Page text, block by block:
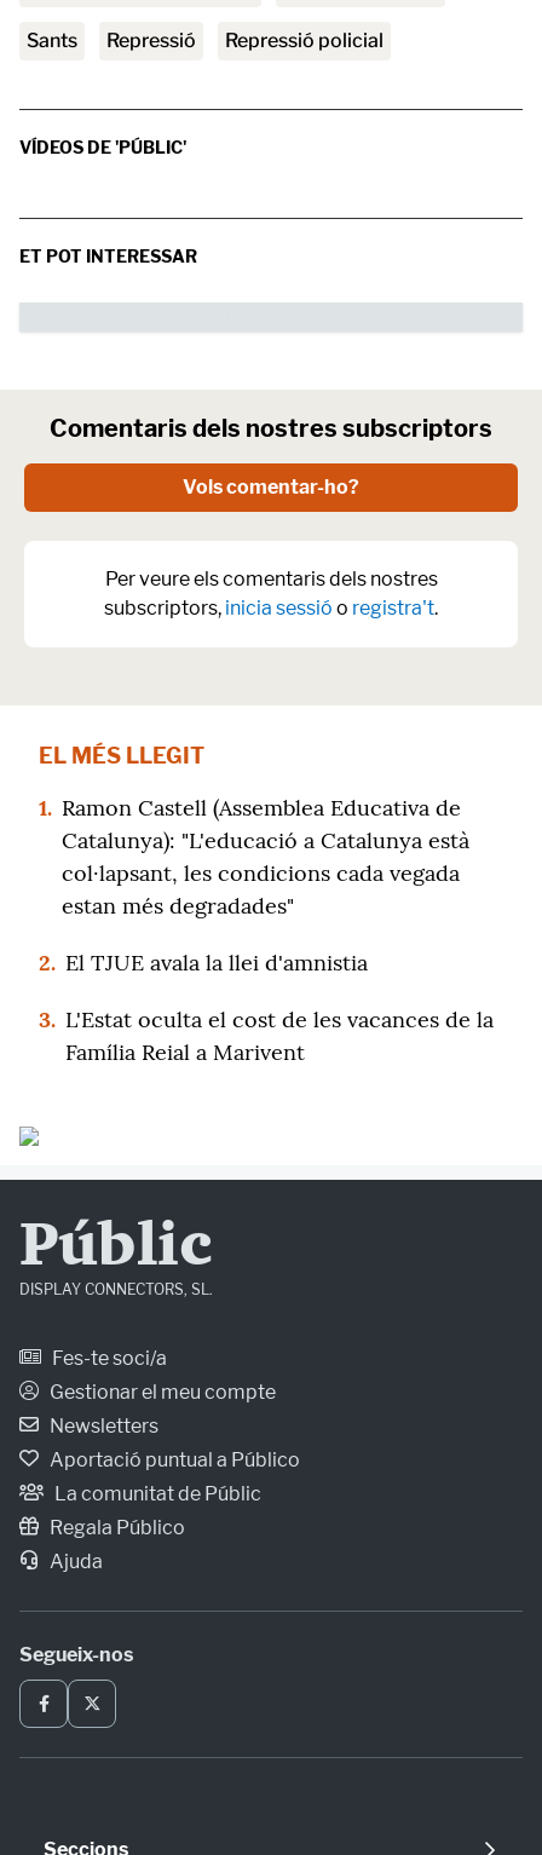
Sants repressió repressió policial
VÍDEOS DE 'PÚBLIC'
ET POT INTERESSAR
Comentaris dels nostres subscriptors
Vols comentar-ho?
Per veure els comentaris dels nostres
subscriptors, inicia sessió o registra't.
EL MÉS LLEGIT
1. Ramon Castell (Assemblea Educativa de
Catalunya): "L'educació a Catalunya està
col·lapsant, les condicions cada vegada
estan més degradades"
2. El TJUE avala la llei d'amnistia
3. L'Estat oculta el cost de les vacances de la
Família Reial a Marivent
Públic
DISPLAY CONNECTORS, SL.
Fes-te soci/a
Gestionar el meu compte
Newsletters
Aportació puntual a Público
La comunitat de Públic
Regala Público
Ajuda
Segueix-nos
Seccions